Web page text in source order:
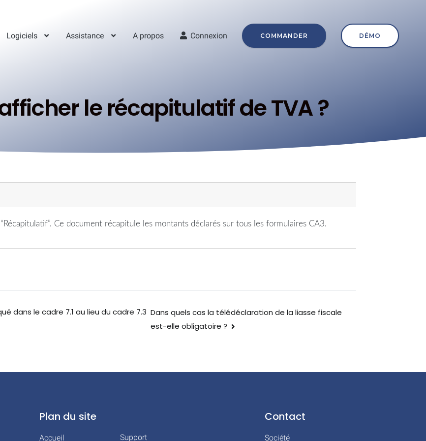
Logiciels Assistance A propos Connexion COMMANDER DÉMO
le récapitulatif de TVA ?
Ce document récapitule les montants déclarés sur tous les formulaires CA3.
dans le cadre 7.1 au lieu du cadre 7.3 Dans quels cas la télédéclaration de la liasse fiscale
est-elle obligatoire ?
Plan du site
Accueil Support
Contact
Société